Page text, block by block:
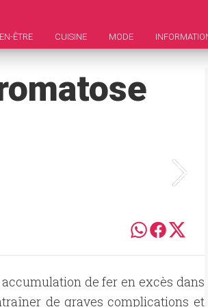
ÊTRE CUISINE MODE
de fer en excès dans
de graves complications et